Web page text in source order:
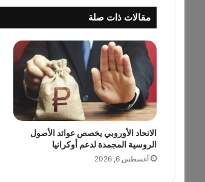
ا
أ
غ
ي
ة
ل
ن
ب
ا
ت
مقالات ذات صلة
الاتحاد الأوروبي يخصص عوائد الأصول
الروسية المجمدة لدعم أوكرانيا
أغسطس 6, 2026